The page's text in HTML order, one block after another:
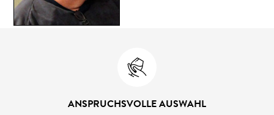
ANSPRUCHSVOLLE AUSWAHL